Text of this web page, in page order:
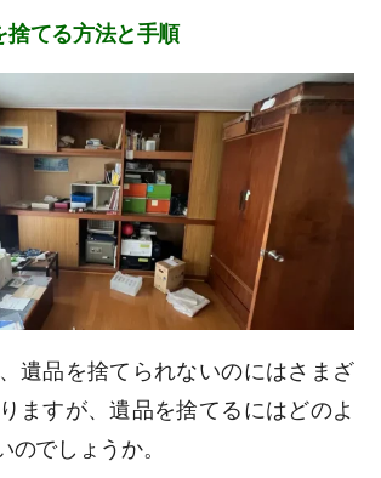
捨てる方法と手順
遺品を捨てられないのにはさまざ
ますが、遺品を捨てるにはどのよ
のでしょうか。